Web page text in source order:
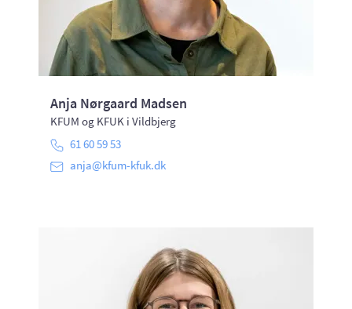
Anja Nørgaard Madsen
KFUM og KFUK i Vildbjerg
61 60 59 53
anja@kfum-kfuk.dk